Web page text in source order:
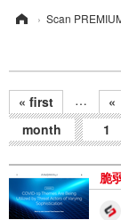
› Scan
« first … «
month
1
脆